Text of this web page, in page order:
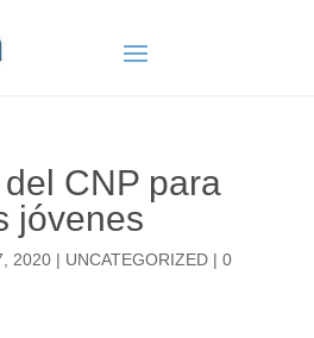
CNP para
jóvenes
2020| UNCATEGORIZED| 0